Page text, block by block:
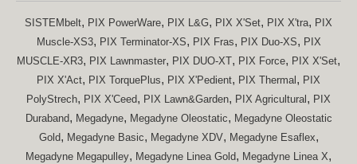
SISTEMbelt, PIX PowerWare, PIX L&G, PIX X'Set, PIX X'tra, PIX
Muscle-XS3, PIX Terminator-XS, PIX Fras, PIX Duo-XS, PIX
MUSCLE-XR3, PIX Lawnmaster, PIX DUO-XT, PIX Force, PIX X'Set,
PIX X'Act, PIX TorquePlus, PIX X'Pedient, PIX Thermal , PIX
PolyStrech, PIX X'Ceed, PIX Lawn&Garden, PIX Agricultural , PIX
Duraband, Megadyne, Megadyne Oleostatic, Megadyne Oleostatic
Gold, Megadyne Basic, Megadyne XDV, Megadyne Esaflex,
Megadyne Megapulley, Megadyne Linea Gold, Megadyne Linea X,